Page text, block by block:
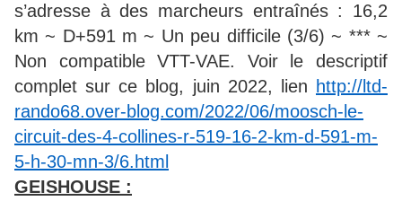
s’adresse à des marcheurs entraînés : 16,2
km ~ D+591 m ~ Un peu difficile (3/6) ~ *** ~
Non compatible VTT-VAE. Voir le descriptif
complet sur ce blog, juin 2022, lien http://ltd-
rando68.over-blog.com/2022/06/moosch-le-
circuit-des-4-collines-r-519-16-2-km-d-591-m-
5-h-30-mn-3/6.html
GEISHOUSE :